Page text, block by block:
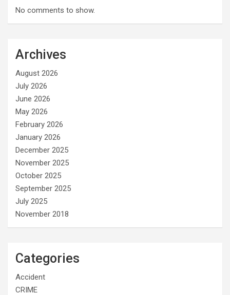
No comments to show.
Archives
August 2026
July 2026
June 2026
May 2026
February 2026
January 2026
December 2025
November 2025
October 2025
September 2025
July 2025
November 2018
Categories
Accident
CRIME